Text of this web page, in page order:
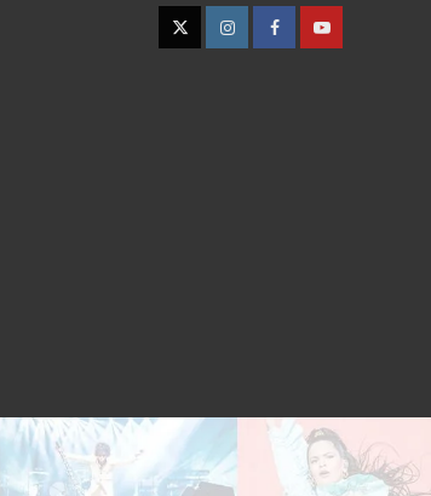
TwitterInstagramFacebookYouTube